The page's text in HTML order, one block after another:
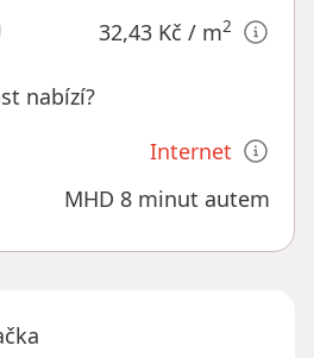
32,43 Kč / m2
nabízí?
Internet
MHD 8 minut autem